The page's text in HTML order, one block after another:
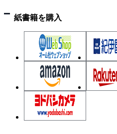
紙書籍を購入